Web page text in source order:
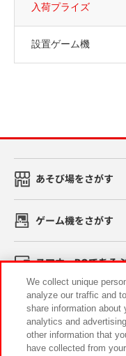
入荷プライズ
設置ゲーム機
あそび場をさがす
ゲーム機をさがす
スマホ・PCであそ
イベント・キャンペ
We collect unique
analyze our traffic and
share information about
analytics and
other information that
have collected from